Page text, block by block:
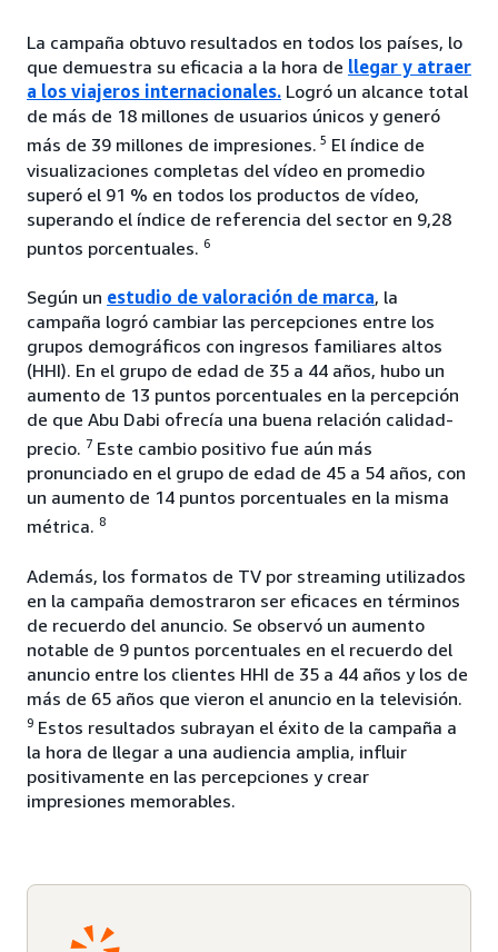
La campaña obtuvo resultados en todos los países, lo
que demuestra su eficacia a la hora de llegar y atraer
a los viajeros internacionales. Logró un alcance total
de más de 18 millones de usuarios únicos y generó
más de 39 millones de impresiones. 5 El índice de
visualizaciones completas del vídeo en promedio
superó el 91 % en todos los productos de vídeo,
superando el índice de referencia del sector en 9,28
puntos porcentuales. 6
Según un estudio de valoración de marca, la
campaña logró cambiar las percepciones entre los
grupos demográficos con ingresos familiares altos
(HHI). En el grupo de edad de 35 a 44 años, hubo un
aumento de 13 puntos porcentuales en la percepción
de que Abu Dabi ofrecía una buena relación calidad-
precio. 7 Este cambio positivo fue aún más
pronunciado en el grupo de edad de 45 a 54 años, con
un aumento de 14 puntos porcentuales en la misma
métrica. 8
Además, los formatos de TV por streaming utilizados
en la campaña demostraron ser eficaces en términos
de recuerdo del anuncio. Se observó un aumento
notable de 9 puntos porcentuales en el recuerdo del
anuncio entre los clientes HHI de 35 a 44 años y los de
más de 65 años que vieron el anuncio en la televisión.
9 Estos resultados subrayan el éxito de la campaña a
la hora de llegar a una audiencia amplia, influir
positivamente en las percepciones y crear
impresiones memorables.